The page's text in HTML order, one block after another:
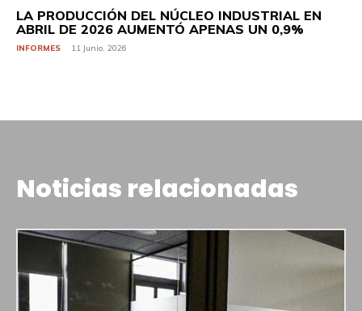
LA PRODUCCIÓN DEL NÚCLEO INDUSTRIAL EN
ABRIL DE 2026 AUMENTÓ APENAS UN 0,9%
INFORMES 11 Junio, 2026
Noticias relacionadas